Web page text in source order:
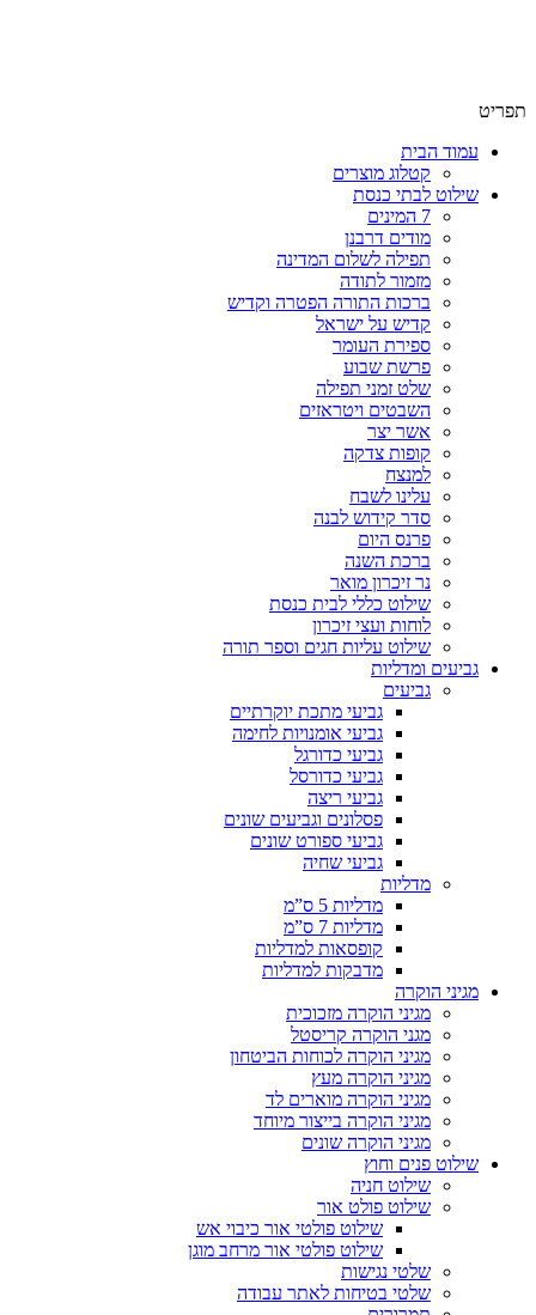
תפריט
עמוד הבית
קטלוג מוצרים
שילוט לבתי כנסת
7 המינים
מודים דרבנן
תפילה לשלום המדינה
מזמור לתודה
ברכות התורה הפטרה וקדיש
קדיש על ישראל
ספירת העומר
פרשת שבוע
שלט זמני תפילה
השבטים ויטראזים
אשר יצר
קופות צדקה
למנצח
עלינו לשבח
סדר קידוש לבנה
פרנס היום
ברכת השנה
נר זיכרון מואר
שילוט כללי לבית כנסת
לוחות ועצי זיכרון
שילוט עליות חגים וספר תורה
גביעים ומדליות
גביעים
גביעי מתכת יוקרתיים
גביעי אומנויות לחימה
גביעי כדורגל
גביעי כדורסל
גביעי ריצה
פסלונים וגביעים שונים
גביעי ספורט שונים
גביעי שחיה
מדליות
מדליות 5 ס”מ
מדליות 7 ס”מ
קופסאות למדליות
מדבקות למדליות
מגיני הוקרה
מגיני הוקרה מזכוכית
מגני הוקרה קריסטל
מגיני הוקרה לכוחות הביטחון
מגיני הוקרה מעץ
מגיני הוקרה מוארים לד
מגיני הוקרה בייצור מיוחד
מגיני הוקרה שונים
שילוט פנים וחוץ
שילוט חניה
שילוט פולט אור
שילוט פולטי אור כיבוי אש
שילוט פולטי אור מרחב מוגן
שלטי נגישות
שלטי בטיחות לאתר עבודה